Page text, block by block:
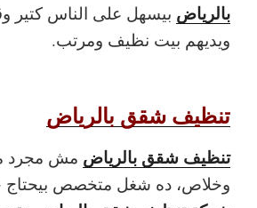
بالرياض بيسهل على الناس كتير
ويديهم بيت نظيف ومرتب.
تنظيف شقق بالرياض
تنظيف شقق بالرياض مش مجرد
وخلاص، ده شغل متخصص بيحتاج